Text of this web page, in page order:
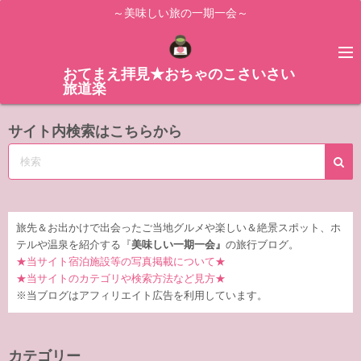
ス
ッ
～美味しい旅の一期一会～
おてまえ拝見★おちゃのこさいさい
旅道楽
サイト内検索はこちらから
旅先＆お出かけで出会ったご当地グルメや楽しい＆絶景スポット、ホ
テルや温泉を紹介する『 美味しい一期一会』 の旅行ブログ。
★当サイト宿泊施設等の写真掲載について★
★当サイトのカテゴリや検索方法など見方★
※当ブログはアフィリエイト広告を利用しています。
カテゴリー